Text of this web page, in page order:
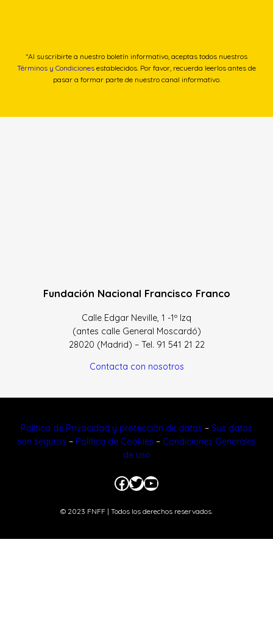
*Al suscribirte a nuestro boletín informativo, aceptas todos nuestros
Términos y Condiciones establecidos. Por favor, recuerda leerlos antes de
pasar a formar parte de nuestro canal informativo.
Fundación Nacional Francisco Franco
Calle Edgar Neville, 1 -1º Izq
(antes calle General Moscardó)
28020 (Madrid) – Tel. 91 541 21 22
Contacta con nosotros
Política de Privacidad y protección de datos – Sus datos
son seguros – Política de Cookies – Condiciones Generales
de uso
Facebook
Twitter
YouTube
© 2023 FNFF | Todos los derechos reservados.